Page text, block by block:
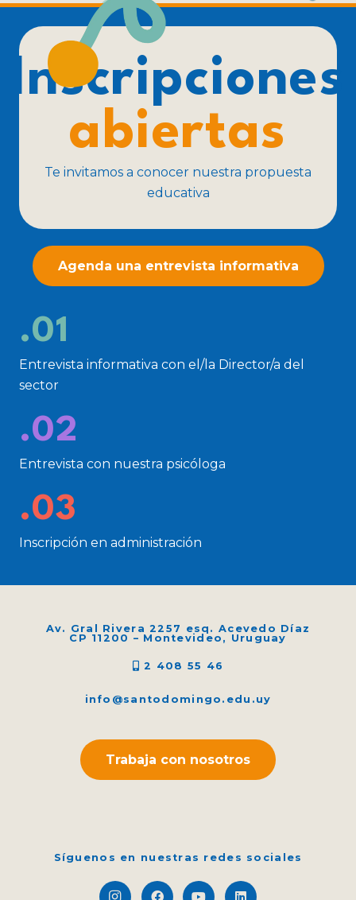
Inscripciones
abiertas
Te invitamos a conocer nuestra propuesta
educativa
Agenda una entrevista informativa
.01
Entrevista informativa con el/la Director/a del
sector
.02
Entrevista con nuestra psicóloga
.03
Inscripción en administración
Av. Gral Rivera 2257 esq. Acevedo Díaz
CP 11200 – Montevideo, Uruguay
2 408 55 46
info@santodomingo.edu.uy
Trabaja con nosotros
Síguenos en nuestras redes sociales